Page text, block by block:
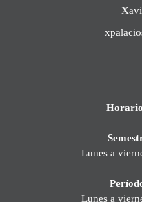
Lunes a
Lunes a